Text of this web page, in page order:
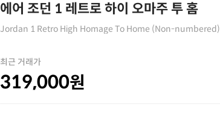
에어 조던 1 레트로 하이 오마주 투 홈
Jordan 1 Retro High Homage To Home (Non-numbered)
최근 거래가
319,000원